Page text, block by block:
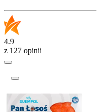
4.9
z 127 opinii